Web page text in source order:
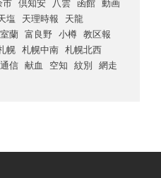
市 倶知安 八雲 函館 動画
塩 天理時報 天龍
室蘭 富良野 小樽 教区報
幌 札幌中南 札幌北西
信 献血 空知 紋別 網走